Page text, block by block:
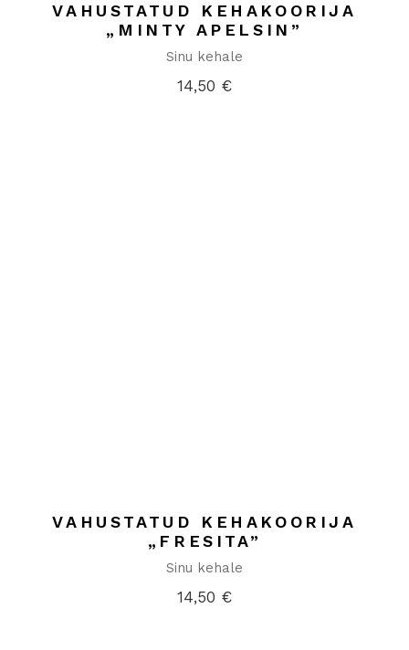
VAHUSTATUD KEHAKOORIJA
„MINTY APELSIN”
Sinu kehale
14,50 €
VAHUSTATUD KEHAKOORIJA
„FRESITA”
Sinu kehale
14,50 €